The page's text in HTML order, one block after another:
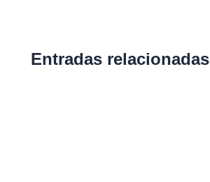
Entradas relacionadas